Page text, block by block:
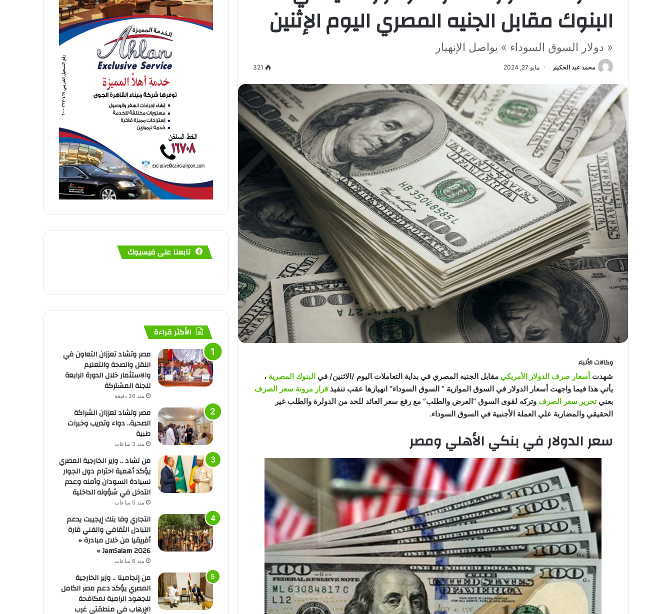
البنوك مقابل الجنيه المصري اليوم الإثنين
« دولار السوق السوداء » يواصل الإنهيار
محمد عبد الحكيم مايو 27, 2024 321
وكالات الأنباء
شهدت أسعار صرف الدولار الأمريكي مقابل الجنيه المصري في بداية التعاملات اليوم /الاثنين/ في البنوك المصرية ،
يأتي هذا فيما واجهت أسعار الدولار في السوق الموازية ” السوق السوداء” انهيارها عقب تنفيذ قرار مرونة سعر الصرف
بعنيتحرير سعر الصرف وتركه لقوى السوق “العرض والطلب” مع رفع سعر العائد للحد من الدولرة والطلب غير
الحقيقي والمضاربة علي العملة الأجنبية في السوق السوداء.
سعر الدولار في بنكي الأهلي ومصر
تابعنا على فيسبوك
الأكثر قراءة
مصر وتشاد تعززان التعاون في
النقل والصحة والتعليم
والاستثمار خلال الدورة الرابعة
للجنة المشتركة
منذ 26 دقيقة
مصر وتشاد تعززان الشراكة
الصحية.. دواء وتدريب وخبرات
طبية
منذ 3 ساعات
من تشاد .. وزير الخارجية المصري
يؤكد أهمية احترام دول الجوار
لسيادة السودان وأمنه وعدم
التدخل في شؤونه الداخلية
منذ 5 ساعات
التجاري وفا بنك إيجيبت يدعم
التبادل الثقافي والفني قارة
أفريقيا من خلال مبادرة «
JamSalam 2026 »
منذ 6 ساعات
من إنجامينا .. وزير الخارجية
المصري يؤكد دعم مصر الكامل
للجهود الرامية لمكافحة
الإرهاب في منطقتي غرب